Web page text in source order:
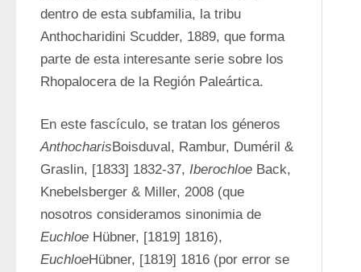
dentro de esta subfamilia, la tribu
Anthocharidini Scudder, 1889, que forma
parte de esta interesante serie sobre los
Rhopalocera de la Región Paleártica.
AnthocharisBoisduval, Rambur, Duméril &
Graslin, [1833] 1832-37, Iberochloe Back,
Knebelsberger & Miller, 2008 (que
Euchloe
EuchloeHübner, [1819] 1816 (por error se